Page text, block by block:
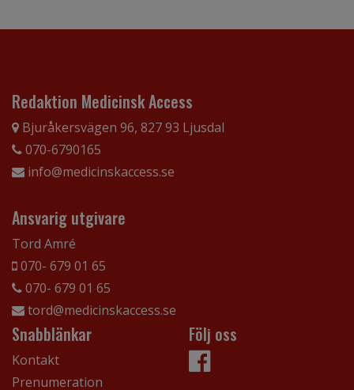
Redaktion Medicinsk Access
Bjuråkersvägen 96, 827 93 Ljusdal
070-6790165
info@medicinskaccess.se
Ansvarig utgivare
Tord Amré
070- 679 01 65
070- 679 01 65
tord@medicinskaccess.se
Snabblänkar
Kontakt
Prenumeration
Följ oss